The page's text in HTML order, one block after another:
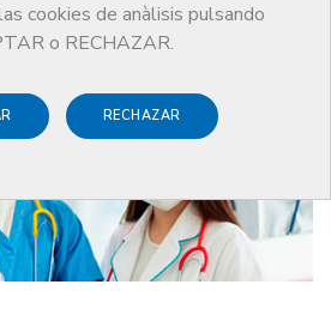
cookies de anàlisis pulsando
o RECHAZAR.
RECHAZAR